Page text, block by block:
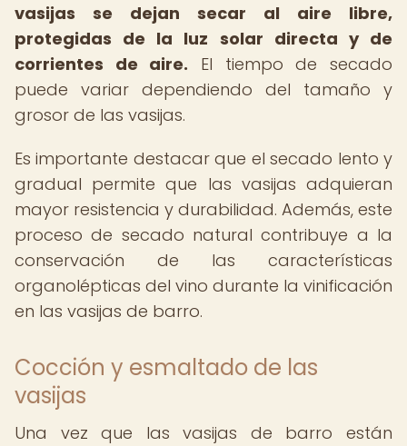
vasijas se dejan secar al aire libre,
protegidas de la luz solar directa y de
corrientes de aire. El tiempo de secado
puede variar dependiendo del tamaño y
grosor de las vasijas.
Es importante destacar que el secado lento y
gradual permite que las vasijas adquieran
mayor resistencia y durabilidad. Además, este
proceso de secado natural contribuye a la
conservación de las características
organolépticas del vino durante la vinificación
en las vasijas de barro.
Cocción y esmaltado de las
vasijas
Una vez que las vasijas de barro están